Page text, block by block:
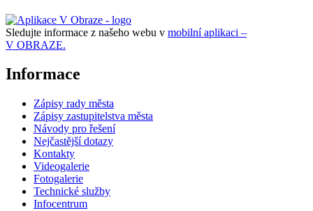
Sledujte informace z našeho webu v mobilní aplikaci –
V OBRAZE.
Informace
Zápisy rady města
Zápisy zastupitelstva města
Návody pro řešení
Nejčastější dotazy
Kontakty
Videogalerie
Fotogalerie
Technické služby
Infocentrum